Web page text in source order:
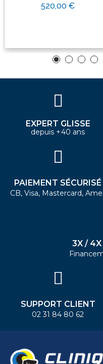
520,00 €
EXPERT GLISSE
depuis +40 ans
PAIEMENT SÉCURISÉ
CB, Visa, Mastercard,
3X / 4X
SUPPORT CLIENT
02 31 84 80 62